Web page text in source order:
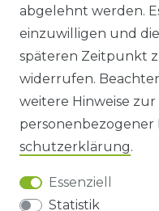
HINWEISE ZUR
IMPRESSUM
AGB UND
BARRIEREFREIHEIT
abgelehnt werden.
einzuwilligen und
späteren Zeitpunkt
widerrufen.
weitere Hinweise
personenbezogener
schutz­erklärung.
Essenziell
Statistik